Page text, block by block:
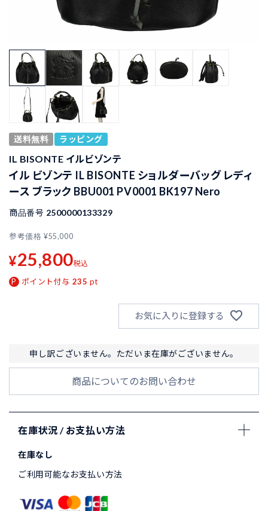
送料無料 ラッピング
IL BISONTE イルビゾンテ
イル ビゾンテ IL BISONTE ショルダーバッグ レディ
ース ブラック BBU001 PV0001 BK197 Nero
商品番号 2500000133329
参考価格 ¥55,000
¥25,800税込
ポイント付与 235 pt
お気に入りに登録する
申し訳ございません。ただいま在庫がございません。
商品についてのお問い合わせ
在庫状況 / お支払い方法
在庫なし
ご利用可能なお支払い方法